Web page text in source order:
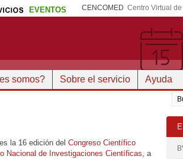
EVENTOS CENCOMED Centro Virtual
somos? Sobre el servicio Ayuda
la 16 edición del Congreso Científico
Nacional de Investigaciones Científicas, a